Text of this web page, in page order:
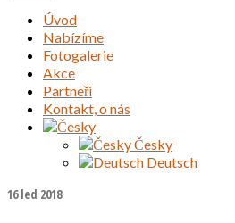
Úvod
Nabízíme
Fotogalerie
Akce
Partneři
Kontakt, o nás
Česky
Deutsch
16led 2018